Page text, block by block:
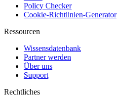
Policy Checker
Cookie-Richtlinien-Generator
Ressourcen
Wissensdatenbank
Partner werden
Über uns
Support
Rechtliches